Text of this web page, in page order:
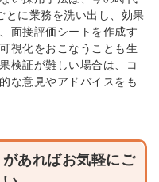
とに業務を洗い出し、効果
面接評価シートを作成す
視化をおこなうことも生
検証が難しい場合は、コ
な意見やアドバイスをも
あればお気軽にご